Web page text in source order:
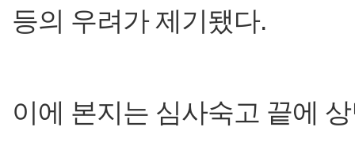
등의 우려가 제기됐다.
이에 본지는 심사숙고 끝에